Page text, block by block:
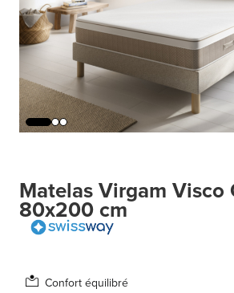
Matelas Virgam Visco
80x200 cm
Confort équilibré